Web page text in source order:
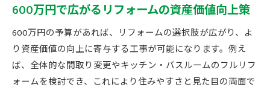
600万円で広がるリフォームの資産価値向上策
600万円の予算があれば、リフォームの選択肢が広がり、よ
り資産価値の向上に寄与する工事が可能になります。例え
ば、全体的な間取り変更やキッチン・バスルームのフルリフ
ォームを検討でき、これにより住みやすさと見た目の両面で